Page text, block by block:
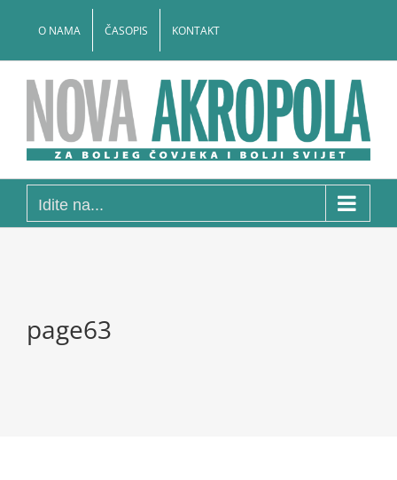
O NAMA ČASOPIS KONTAKT
Idite na...
page63